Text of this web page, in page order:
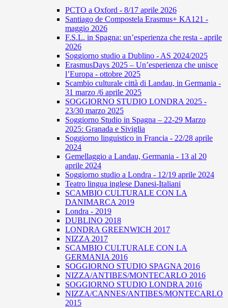
PCTO a Oxford - 8/17 aprile 2026
Santiago de Compostela Erasmus+ KA121 -
maggio 2026
F.S.L. in Spagna: un’esperienza che resta - aprile
2026
Soggiorno studio a Dublino - AS 2024/2025
ErasmusDays 2025 – Un’esperienza che unisce
l’Europa - ottobre 2025
Scambio culturale città di Landau, in Germania -
31 marzo /6 aprile 2025
SOGGIORNO STUDIO LONDRA 2025 -
23/30 marzo 2025
Soggiorno Studio in Spagna – 22-29 Marzo
2025: Granada e Siviglia
Soggiorno linguistico in Francia - 22/28 aprile
2024
Gemellaggio a Landau, Germania - 13 al 20
aprile 2024
Soggiorno studio a Londra - 12/19 aprile 2024
Teatro lingua inglese Danesi-Italiani
SCAMBIO CULTURALE CON LA
DANIMARCA 2019
Londra - 2019
DUBLINO 2018
LONDRA GREENWICH 2017
NIZZA 2017
SCAMBIO CULTURALE CON LA
GERMANIA 2016
SOGGIORNO STUDIO SPAGNA 2016
NIZZA/ANTIBES/MONTECARLO 2016
SOGGIORNO STUDIO LONDRA 2016
NIZZA/CANNES/ANTIBES/MONTECARLO
2015